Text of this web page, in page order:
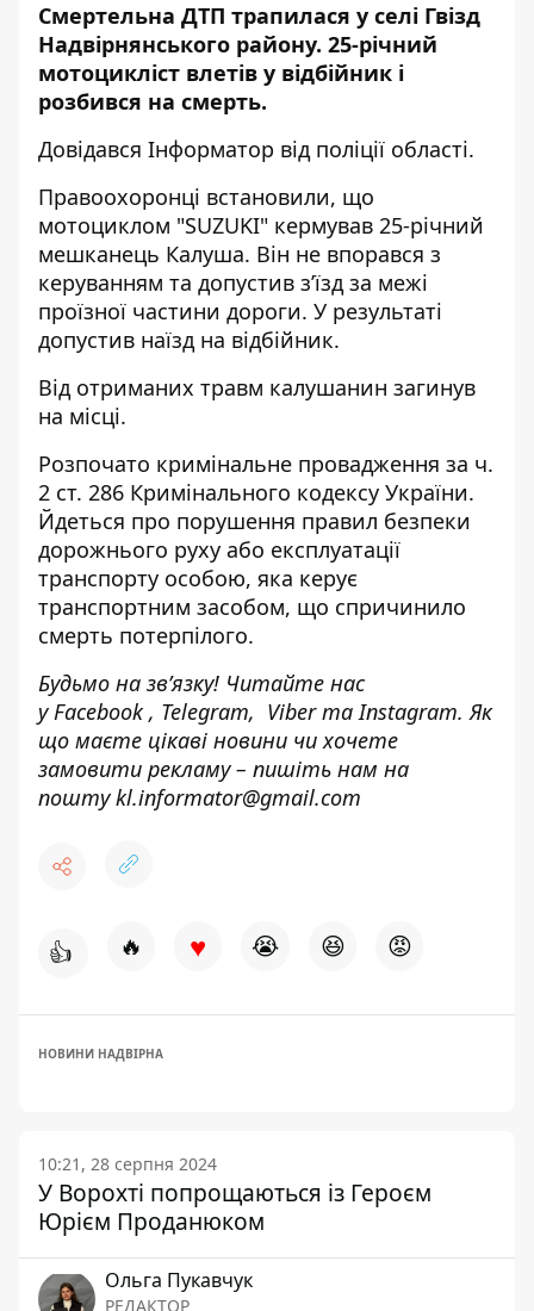
Смертельна ДТП трапилася у селі Гвізд
Надвірнянського району. 25-річний
мотоцикліст влетів у відбійник і
розбився на смерть.
Довідався Інформатор від поліції області.
Правоохоронці встановили, що
мотоциклом "SUZUKI" кермував 25-річний
мешканець Калуша. Він не впорався з
керуванням та допустив з’їзд за межі
проїзної частини дороги. У результаті
допустив наїзд на відбійник.
Від отриманих травм калушанин загинув
на місці.
Розпочато кримінальне провадження за ч.
2 ст. 286 Кримінального кодексу України.
Йдеться про порушення правил безпеки
дорожнього руху або експлуатації
транспорту особою, яка керує
транспортним засобом, що спричинило
смерть потерпілого.
Будьмо на зв’язку! Читайте нас
уFacebook, Telegram, ViberтаInstagram. Як
що маєте цікаві новини чи хочете
замовити рекламу – пишіть нам на
поштуkl.informator@gmail.com
👍 🔥 ♥ 😭 😆 😡
НОВИНИ НАДВІРНА
10:21, 28 серпня 2024
У Ворохті попрощаються із Героєм
Юрієм Проданюком
Ольга Пукавчук
РЕДАКТОР